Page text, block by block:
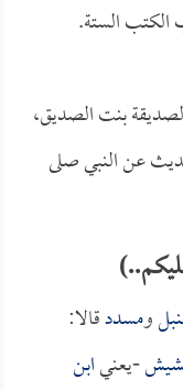
الكتب الستة.
بنت الصديق،
عن النبي صلى
ومسددقالا:
-يعنيابن